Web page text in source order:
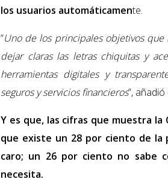
los usuarios automáticamente.
“Uno de los principales objetivos
dejar claras las letras chiquitas y
herramientas digitales y
seguros y servicios financieros”,
Y es que, las cifras que muestra la
que existe un 28 por ciento de la
caro; un 26 por ciento no sabe
necesita.